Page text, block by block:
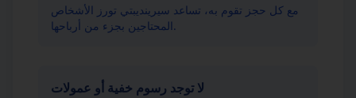
مع كل حجز تقوم به، تساعد سيرينديبتي تورز الأشخاص
المحتاجين بجزء من أرباحها.
لا توجد رسوم خفية أو عمولات